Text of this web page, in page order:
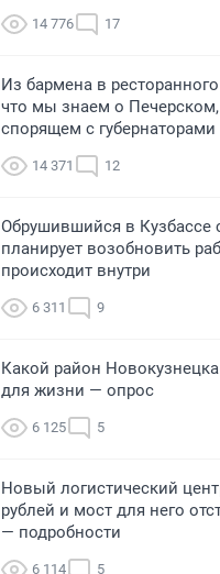
14 776 17
Из бармена в
что мы знаем о
спорящем с губернаторами
14 371 12
Обрушившийся в Кузбассе
планирует возобновить
происходит внутри
6 311 9
Какой район
для жизни — опрос
6 125 5
Новый логистический
рублей и мост для него
— подробности
6 114 5